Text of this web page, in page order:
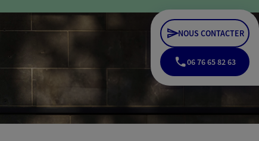
NOUS CONTACTER
06 76 65 82 63